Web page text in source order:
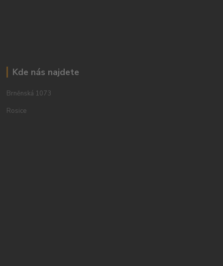
Kde nás najdete
Brněnská 1073
Rosice